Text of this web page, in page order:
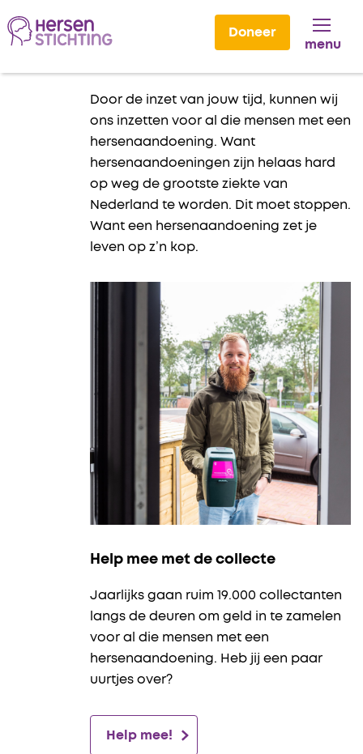
Doneer
menu
Lees voor
Door de inzet van jouw tijd, kunnen wij
ons inzetten voor al die mensen met een
hersenaandoening. Want
hersenaandoeningen zijn helaas hard
op weg de grootste ziekte van
Nederland te worden. Dit moet stoppen.
Want een hersenaandoening zet je
leven op z’n kop.
Help mee met de collecte
Jaarlijks gaan ruim 19.000 collectanten
langs de deuren om geld in te zamelen
voor al die mensen met een
hersenaandoening. Heb jij een paar
uurtjes over?
Help mee!